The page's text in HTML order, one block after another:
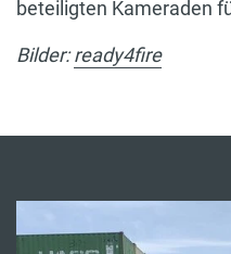
beteiligten Kameraden
Bilder:ready4fire